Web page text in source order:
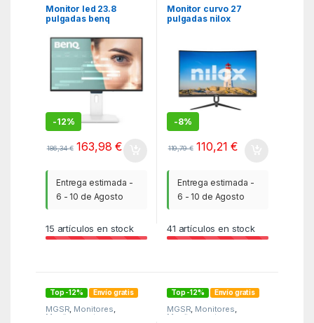
Monitor led 23.8
pulgadas benq
– hdmi – usb tipo c –
144hz – 5ms – vesa
-12%
186,34€ 163,98€
Entrega estimada -
6 - 10 de Agosto
15 artículos en stock
Monitor curvo 27
pulgadas nilox
-8%
119,79€ 110,21€
Entrega estimada -
6 - 10 de Agosto
41 artículos en stock
Top -12% Envío gratis
MGSR, Monitores,
Monitores y tv
Top -12% Envío gratis
MGSR, Monitores,
Monitores y tv